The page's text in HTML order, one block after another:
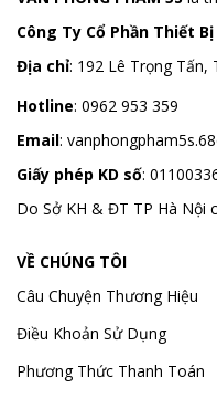
Công Ty Cổ Phần Thiết
Địa chỉ: 192 Lê Trọng Tấn,
Hotline: 0962 953 359
Email:
Giấy phép KD số:
Do Sở KH & ĐT TP Hà Nội
VỀ CHÚNG TÔI
Câu Chuyện Thương Hiệu
Điều Khoản Sử Dụng
Phương Thức Thanh Toán